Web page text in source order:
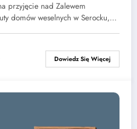
przyjęcie nad Zalewem
domów weselnych w Serocku,…
Dowiedz Się Więcej